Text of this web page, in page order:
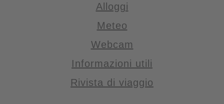
Alloggi
Meteo
Webcam
Informazioni utili
Rivista di viaggio